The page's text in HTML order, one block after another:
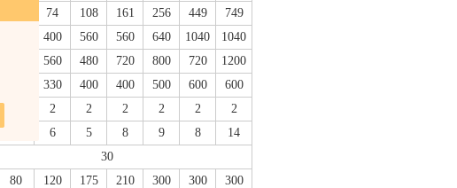
74 108 161 256 449
749
400 560 560 640 1040
1040
560 480 720 800 720
1200
330 400 400 500 600
600
2 2 2 2 2
2
6 5 8 9 8
14
30
80 120 175 210 300 300 300